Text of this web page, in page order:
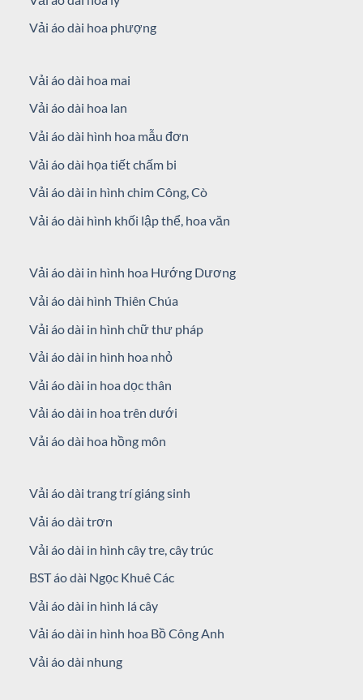
Vải áo dài hoa phượng
Vải áo dài hoa mai
Vải áo dài hoa lan
Vải áo dài hình hoa mẫu đơn
Vải áo dài họa tiết chấm bi
Vải áo dài in hình chim Công, Cò
Vải áo dài hình khối lập thể, hoa văn
Vải áo dài in hình hoa Hướng Dương
Vải áo dài hình Thiên Chúa
Vải áo dài in hình chữ thư pháp
Vải áo dài in hình hoa nhỏ
Vải áo dài in hoa dọc thân
Vải áo dài in hoa trên dưới
Vải áo dài hoa hồng môn
Vải áo dài trang trí giáng sinh
Vải áo dài trơn
Vải áo dài in hình cây tre, cây trúc
BST áo dài Ngọc Khuê Các
Vải áo dài in hình lá cây
Vải áo dài in hình hoa Bồ Công Anh
Vải áo dài nhung